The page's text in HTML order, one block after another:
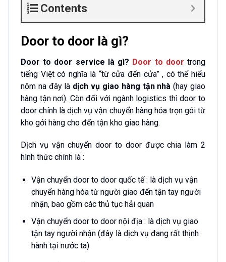
Contents
Door to door là gì?
Door to door service là gì? Door to door trong
tiếng Việt có nghĩa là “từ cửa đến cửa” , có thể hiểu
nôm na đây là dịch vụ giao hàng tận nhà (hay giao
hàng tận nơi). Còn đối với ngành logistics thì door to
door chính là dịch vụ vận chuyển hàng hóa trọn gói từ
kho gởi hàng cho đến tận kho giao hàng.
Dịch vụ vận chuyển door to door được chia làm 2
hình thức chính là :
Vận chuyển door to door quốc tế : là dịch vụ vận
chuyển hàng hóa từ người giao đến tận tay người
nhận, bao gồm các thủ tục hải quan
Vận chuyển door to door nội địa : là dịch vụ giao
tận tay người nhận (đây là dịch vụ đang rất thịnh
hành tại nước ta)